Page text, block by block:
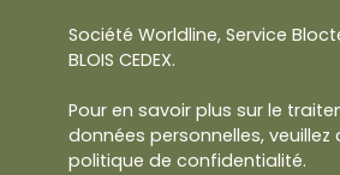
Société Worldline, Service Bloctel,
BLOIS CEDEX.
Pour en savoir plus sur le
données personnelles,
politique de confidentialité.